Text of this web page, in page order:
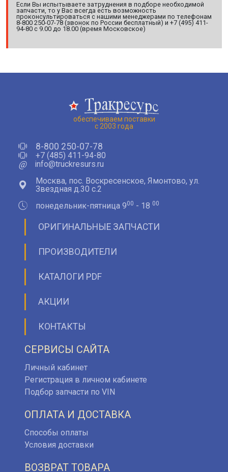
Если Вы испытываете затруднения в подборе необходимой
запчасти, то у Вас всегда есть возможность
проконсультироваться с нашими менеджерами по телефонам
8-800 250-07-78 (звонок по России бесплатный) и +7 (495) 411-
94-80 с 9.00 до 18.00 (время Московское)
обеспечиваем поставки
с 2003 года
8-800 250-07-78
+7 (485) 411-94-80
@
info@truckresurs.ru
Москва, пос. Воскресенское, Ямонтово, ул.
Звездная д.30 с.2
понедельник-пятница 900 - 18 00
ОРИГИНАЛЬНЫЕ ЗАПЧАСТИ
ПРОИЗВОДИТЕЛИ
КАТАЛОГИ PDF
АКЦИИ
КОНТАКТЫ
СЕРВИСЫ САЙТА
Личный кабинет
Регистрация в личном кабинете
Подбор запчасти по VIN
ОПЛАТА И ДОСТАВКА
Способы оплаты
Условия доставки
ВОЗВРАТ ТОВАРА